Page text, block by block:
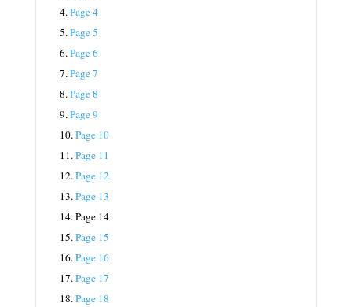
4.Page 4
5.Page 5
6.Page 6
7.Page 7
8.Page 8
9.Page 9
10.Page 10
11.Page 11
12.Page 12
13.Page 13
14.Page 14
15.Page 15
16.Page 16
17.Page 17
18.Page 18